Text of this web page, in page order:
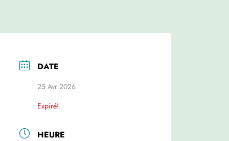
DATE
25 Avr 2026
Expiré!
HEURE